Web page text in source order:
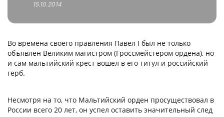
15.10.2014
Во времена своего правления Павел I был не только
объявлен Великим магистром (Гроссмейстером ордена), но
и сам мальтийский крест вошел в его титул и российский
герб.
Несмотря на то, что Мальтийский орден просуществовал в
России всего 20 лет, он успел оставить значительный след